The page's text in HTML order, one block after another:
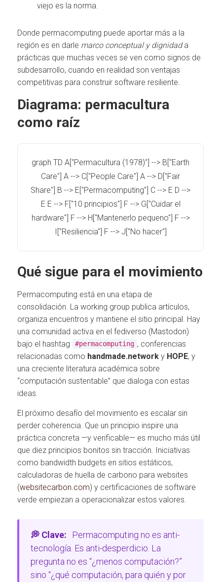
viejo es la norma.
Donde permacomputing puede aportar más a la
región es en darle marco conceptual y dignidada
prácticas que muchas veces se ven como signos de
subdesarrollo, cuando en realidad son ventajas
competitivas para construir software resiliente.
Diagrama: permacultura
como raíz
graph TD A["Permacultura (1978)"] --> B["Earth
Care"] A --> C["People Care"] A --> D["Fair
Share"] B --> E["Permacomputing"] C --> E D -->
E E --> F["10 principios"] F --> G["Cuidar el
hardware"] F --> H["Mantenerlo pequeno"] F -->
I["Resiliencia"] F --> J["No hacer"]
Qué sigue para el movimiento
Permacomputing está en una etapa de
consolidación. La working group publica artículos,
organiza encuentros y mantiene el sitio principal. Hay
una comunidad activa en el fediverso (Mastodon)
bajo el hashtag
#permacomputing , conferencias
relacionadas como handmade.network y HOPE, y
una creciente literatura académica sobre
“computación sustentable” que dialoga con estas
ideas.
El próximo desafío del movimiento es escalar sin
perder coherencia. Que un principio inspire una
práctica concreta —y verificable— es mucho más útil
que diez principios bonitos sin tracción. Iniciativas
como bandwidth budgets en sitios estáticos,
calculadoras de huella de carbono para websites
(websitecarbon.com) y certificaciones de software
verde empiezan a operacionalizar estos valores.
💭 Clave:
Permacomputing no es anti-
tecnología. Es anti-desperdicio. La
pregunta no es “¿menos computación?”
sino “¿qué computación, para quién y por